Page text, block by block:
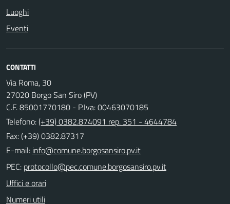
Luoghi
Eventi
CONTATTI
Via Roma, 30
27020 Borgo San Siro (PV)
C.F. 85001770180 - P.Iva: 00463070185
Telefono:(+39) 0382.874091 rep. 351 - 4644784
Fax: (+39) 0382.87317
E-mail:
PEC:
Uffici e orari
Numeri utili